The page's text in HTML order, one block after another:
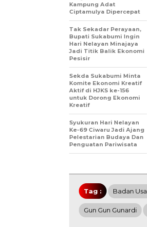
Kampung Adat
Ciptamulya Dipercepat
Tak Sekadar Perayaan,
Bupati Sukabumi Ingin
Hari Nelayan Minajaya
Jadi Titik Balik Ekonomi
Pesisir
Sekda Sukabumi Minta
Komite Ekonomi Kreatif
Aktif di HJKS ke-156
untuk Dorong Ekonomi
Kreatif
Syukuran Hari Nelayan
Ke-69 Ciwaru Jadi Ajang
Pelestarian Budaya Dan
Penguatan Pariwisata
Tag : Badan
Gun Gun Gunardi